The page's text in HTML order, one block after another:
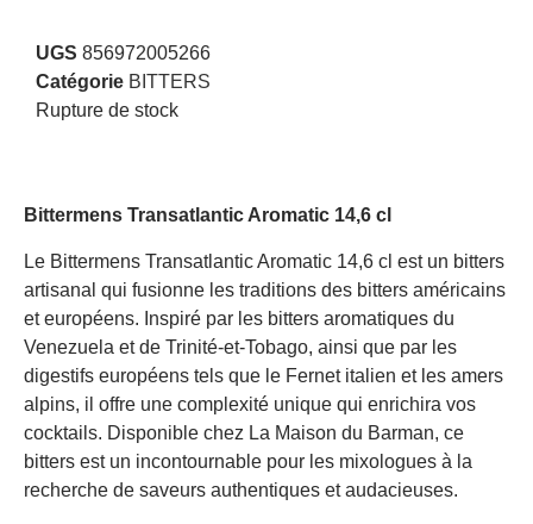
UGS 856972005266
Catégorie BITTERS
Rupture de stock
Bittermens Transatlantic Aromatic 14,6 cl
Le Bittermens Transatlantic Aromatic 14,6 cl est un bitters
artisanal qui fusionne les traditions des bitters américains
et européens. Inspiré par les bitters aromatiques du
Venezuela et de Trinité-et-Tobago, ainsi que par les
digestifs européens tels que le Fernet italien et les amers
alpins, il offre une complexité unique qui enrichira vos
cocktails. Disponible chez La Maison du Barman, ce
bitters est un incontournable pour les mixologues à la
recherche de saveurs authentiques et audacieuses.